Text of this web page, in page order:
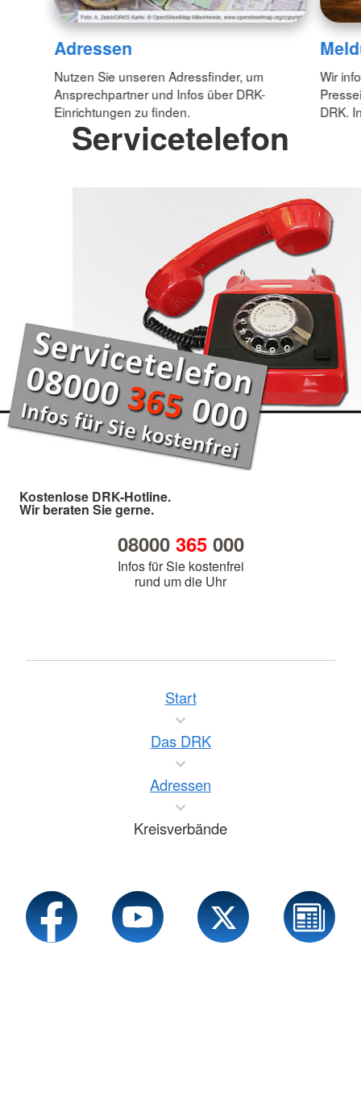
Adressen
Nutzen Sie unseren Adressfinder, um
Ansprechpartner und Infos über DRK-
Einrichtungen zu finden.
Wir
DRK.
Servicetelefon
Kostenlose DRK-Hotline.
Wir beraten Sie gerne.
08000 365000
Infos für Sie kostenfrei
rund um die Uhr
Start
Das DRK
Adressen
Kreisverbände